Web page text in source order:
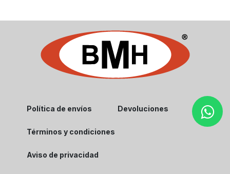
Política de envíos Devoluciones
Términos y condiciones
Aviso de privacidad